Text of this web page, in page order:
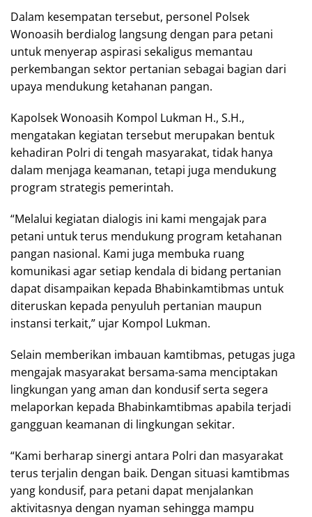
Dalam kesempatan tersebut, personel Polsek
Wonoasih berdialog langsung dengan para petani
untuk menyerap aspirasi sekaligus memantau
perkembangan sektor pertanian sebagai bagian dari
upaya mendukung ketahanan pangan.
Kapolsek Wonoasih Kompol Lukman H., S.H.,
mengatakan kegiatan tersebut merupakan bentuk
kehadiran Polri di tengah masyarakat, tidak hanya
dalam menjaga keamanan, tetapi juga mendukung
program strategis pemerintah.
“Melalui kegiatan dialogis ini kami mengajak para
petani untuk terus mendukung program ketahanan
pangan nasional. Kami juga membuka ruang
komunikasi agar setiap kendala di bidang pertanian
dapat disampaikan kepada Bhabinkamtibmas untuk
diteruskan kepada penyuluh pertanian maupun
instansi terkait,” ujar Kompol Lukman.
Selain memberikan imbauan kamtibmas, petugas juga
mengajak masyarakat bersama-sama menciptakan
lingkungan yang aman dan kondusif serta segera
melaporkan kepada Bhabinkamtibmas apabila terjadi
gangguan keamanan di lingkungan sekitar.
“Kami berharap sinergi antara Polri dan masyarakat
terus terjalin dengan baik. Dengan situasi kamtibmas
yang kondusif, para petani dapat menjalankan
aktivitasnya dengan nyaman sehingga mampu